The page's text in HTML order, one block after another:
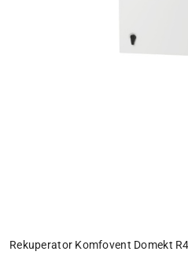
Rekuperator Komfovent Domekt